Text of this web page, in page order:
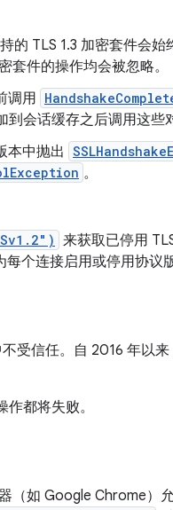
的 TLS 1.3 加密套件会
套件的操作均会被忽略。
调用
到会话缓存之后调用这些
本中抛出
。
来获取已停用
每个连接启用或停用协议
受信任。自 2016 年以
都将失败。
（如 Google Chrome）